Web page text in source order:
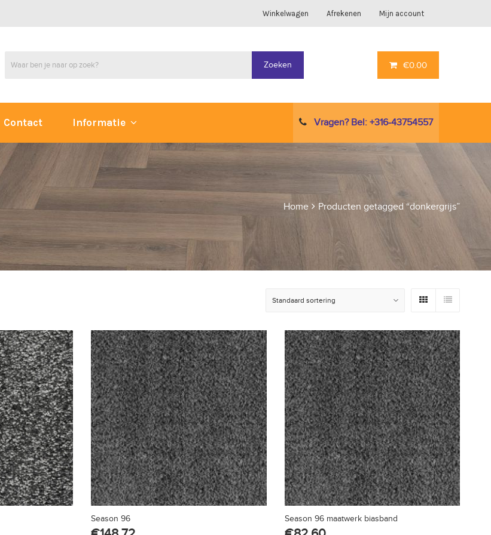
Winkelwagen Afrekenen Mijn account
Zoeken €0.00
Contact Informatie Vragen? Bel: +316-43754557
Home Producten getagged “donkergrijs”
Season 96 Season 96 maatwerk biasband